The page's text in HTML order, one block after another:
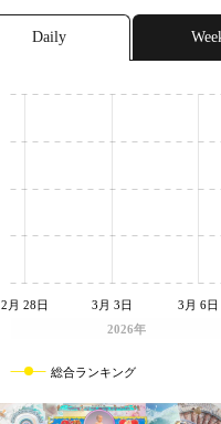
Daily
2026年
2月 28日 3月 3日 3月 6日
総合ランキング